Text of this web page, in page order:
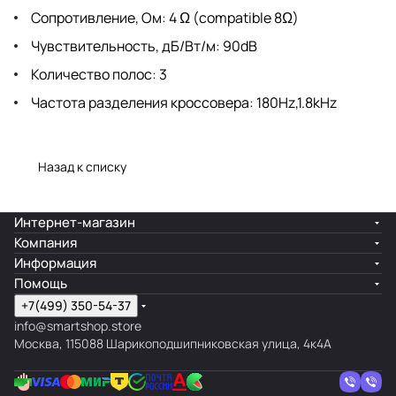
Сопротивление, Ом: 4 Ω (compatible 8Ω)
Чувствительность, дБ/Вт/м: 90dB
Количество полос: 3
Частота разделения кроссовера: 180Hz,1.8kHz
Назад к списку
Интернет-магазин
Компания
Информация
Помощь
+7(499) 350-54-37
info@smartshop.store
Москва, 115088 Шарикоподшипниковская улица, 4к4А